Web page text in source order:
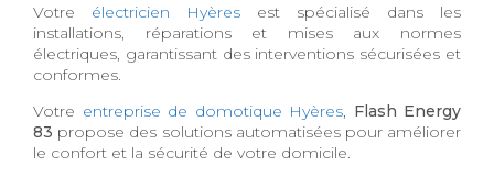
Votre électricien Hyères est spécialisé dans les
installations, réparations et mises aux normes
électriques, garantissant des interventions sécurisées et
conformes.
Votre entreprise de domotique Hyères
Flash Energy
83 propose des solutions automatisées pour améliorer
le confort et la sécurité de votre domicile.